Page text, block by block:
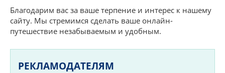
Благодарим вас за ваше терпение и интерес к нашему
сайту. Мы стремимся сделать ваше онлайн-
путешествие незабываемым и удобным.
РЕКЛАМОДАТЕЛЯМ